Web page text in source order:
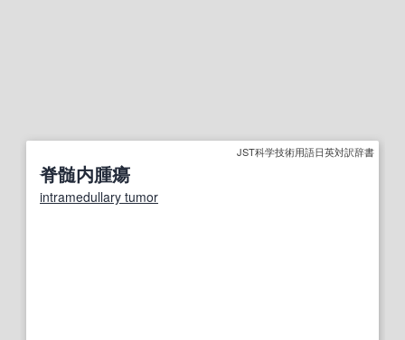
JST科学技術用語日英対訳辞書
脊髄内腫瘍
intramedullary tumor